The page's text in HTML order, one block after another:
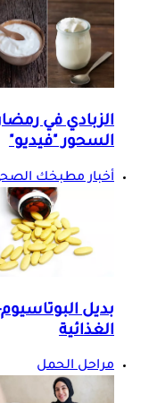
الزبادي في
السحور "فيديو"
أخبار مطبخك
الغذائية
مراحل الحمل